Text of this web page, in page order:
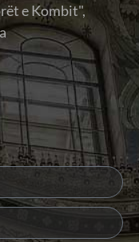
e Kombit",